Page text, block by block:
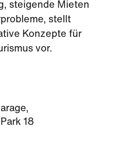
18
steigende Mieten
stellt
Konzepte für
vor.